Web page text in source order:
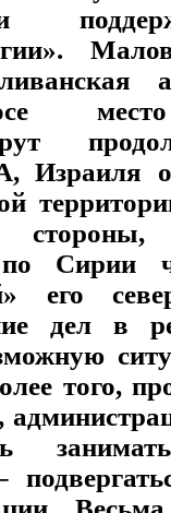
и
Сирии
его
дел в
того,